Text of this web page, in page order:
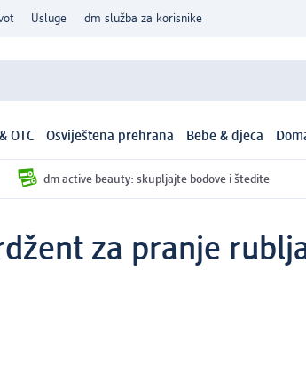
Usluge dm služba za korisnike
OTC Osviještena prehrana Bebe & djeca
dm active beauty: skupljajte bodove i štedite
za pranje